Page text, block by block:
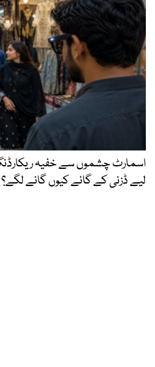
اسمارٹ چشموں سے خفیہ
لیے ڈزنی کے گانے کیوں گانے لگے؟